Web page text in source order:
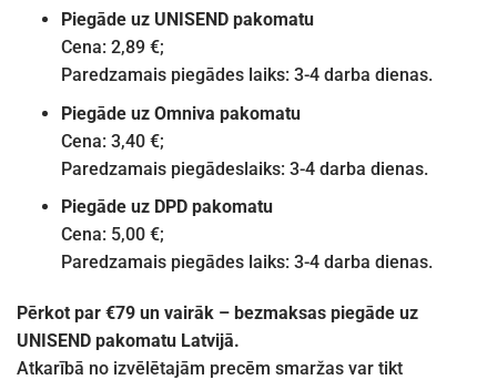
Piegāde uz UNISEND pakomatu
Cena: 2,89 €;
Paredzamais piegādes laiks: 3-4 darba dienas.
Piegāde uz Omniva pakomatu
Cena: 3,40 €;
Paredzamais piegādeslaiks: 3-4 darba dienas.
Piegāde uz DPD pakomatu
Cena: 5,00 €;
Paredzamais piegādes laiks: 3-4 darba dienas.
Pērkot par €79 un vairāk – bezmaksas piegāde uz
UNISEND pakomatu Latvijā.
Atkarībā no izvēlētajām precēm smaržas var tikt